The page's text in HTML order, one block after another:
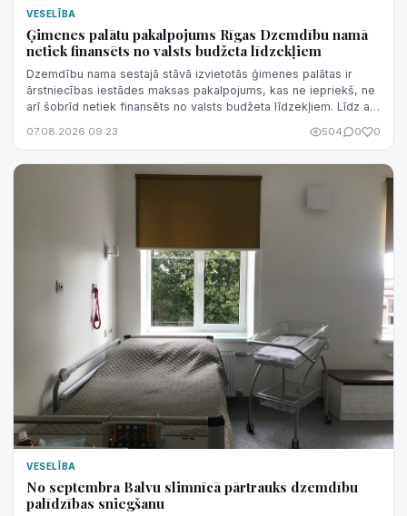
VESELĪBA
Ģimenes palātu pakalpojums Rīgas Dzemdību namā
netiek finansēts no valsts budžeta līdzekļiem
Dzemdību nama sestajā stāvā izvietotās ģimenes palātas ir
ārstniecības iestādes maksas pakalpojums, kas ne iepriekš, ne
arī šobrīd netiek finansēts no valsts budžeta līdzekļiem. Līdz ar
izmaiņām.
07.08.2026 09:23 504 0 0
VESELĪBA
No septembra Balvu slimnīcā pārtrauks dzemdību
palīdzības sniegšanu